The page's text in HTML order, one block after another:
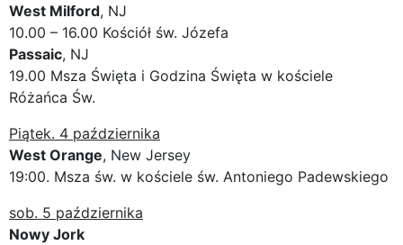
West Milford, NJ
10.00 – 16.00 Kościół św. Józefa
Passaic, NJ
19.00 Msza Święta i Godzina Święta w kościele
Różańca Św.
Piątek. 4 października
West Orange, New Jersey
19:00. Msza św. w kościele św. Antoniego Padewskiego
sob. 5 października
Nowy Jork